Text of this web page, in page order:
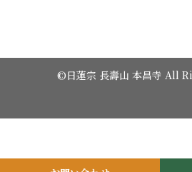
©日蓮宗 長壽山 本昌寺 All